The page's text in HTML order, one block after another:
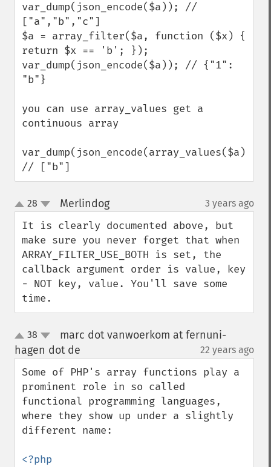
var_dump(json_encode($a)); //
["a","b","c"]
$a = array_filter($a, function ($x) {
return $x == 'b'; });
var_dump(json_encode($a)); // {"1":
"b"}
you can use array_values get a
continuous array
var_dump(json_encode(array_values($a)));
// ["b"]
up
down
28 Merlindog¶ 3 years ago
It is clearly documented above, but
make sure you never forget that when
ARRAY_FILTER_USE_BOTH is set, the
callback argument order is value, key
- NOT key, value. You'll save some
time.
up
down
38
marc dot vanwoerkom at fernuni-
hagen dot de
22 years ago
Some of PHP's array functions play a
prominent role in so called
functional programming languages,
where they show up under a slightly
different name:
<?php